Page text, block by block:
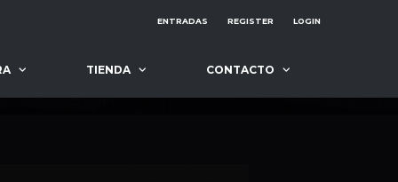
ENTRADAS REGISTER LOGIN
TIENDA CONTACTO